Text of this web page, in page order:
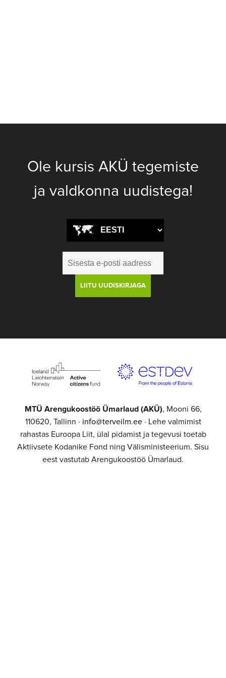
Ole kursis AKÜ tegemiste
ja valdkonna uudistega!
MTÜ Arengukoostöö Ümarlaud (AKÜ), Mooni 66,
110620, Tallinn · info@terveilm.ee· Lehe valmimist
rahastas Euroopa Liit, ülal pidamist ja tegevusi toetab
Aktiivsete Kodanike Fond ning Välisministeerium. Sisu
eest vastutab Arengukoostöö Ümarlaud.